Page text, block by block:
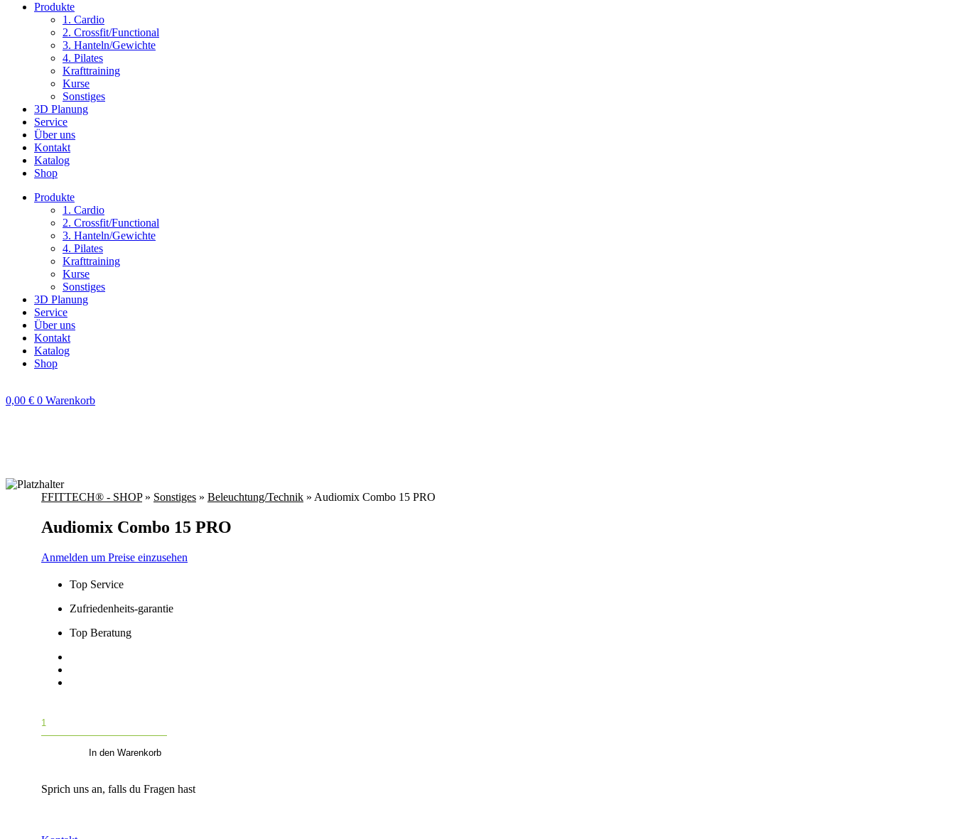
Produkte
1. Cardio
2. Crossfit/Functional
3. Hanteln/Gewichte
4. Pilates
Krafttraining
Kurse
Sonstiges
3D Planung
Service
Über uns
Kontakt
Katalog
Shop
Produkte
1. Cardio
2. Crossfit/Functional
3. Hanteln/Gewichte
4. Pilates
Krafttraining
Kurse
Sonstiges
3D Planung
Service
Über uns
Kontakt
Katalog
Shop
0,00 € 0 Warenkorb
FFITTECH® - SHOP» Sonstiges » Beleuchtung/Technik » Audiomix Combo 15 PRO
Audiomix Combo 15 PRO
Anmelden um Preise einzusehen
Top Service
Zufriedenheits-garantie
Top Beratung
Combo
In den Warenkorb
Sprich uns an, falls du Fragen hast